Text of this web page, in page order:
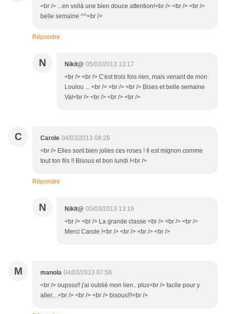
<br /> ...en voilà une bien douce attention!<br /> <br /> <br />
belle semaine ^^<br />
Répondre
N Nikit@ 05/03/2013 13:17
<br /> <br /> C'est trois fois rien, mais venant de mon
Loulou ... <br /> <br /> <br /> Bises et belle semaine
Val<br /> <br /> <br /> <br />
C Carole 04/03/2013 08:28
<br /> Elles sont bien jolies ces roses ! Il est mignon comme
tout ton fils !! Bisous et bon lundi !<br />
Répondre
N Nikit@ 05/03/2013 13:16
<br /> <br /> La grande classe <br /> <br /> <br />
Merci Carole !<br /> <br /> <br /> <br />
M manola 04/03/2013 07:56
<br /> oupsss!! j'ai oublié mon lien.. plus<br /> facile pour y
aller....<br /> <br /> <br /> bisous!!!<br />